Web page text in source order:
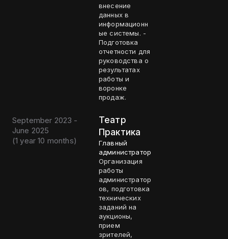
внесение
данных в
информационн
ые системы. -
Подготовка
отчетности для
руководства о
результатах
работы и
воронке
продаж.
September 2023 -
June 2025
(1 year 10 months)
Театр
Практика
Главный
администратор
Организация
работы
администратор
ов, подготовка
технических
заданий на
аукционы,
прием
зрителей,